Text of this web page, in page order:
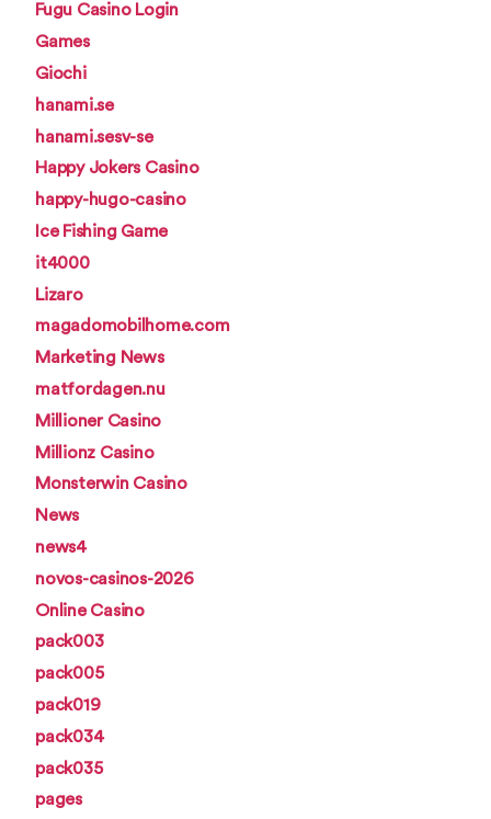
Fugu Casino Login
Games
Giochi
hanami.se
hanami.sesv-se
Happy Jokers Casino
happy-hugo-casino
Ice Fishing Game
it4000
Lizaro
magadomobilhome.com
Marketing News
matfordagen.nu
Millioner Casino
Millionz Casino
Monsterwin Casino
News
news4
novos-casinos-2026
Online Casino
pack003
pack005
pack019
pack034
pack035
pages